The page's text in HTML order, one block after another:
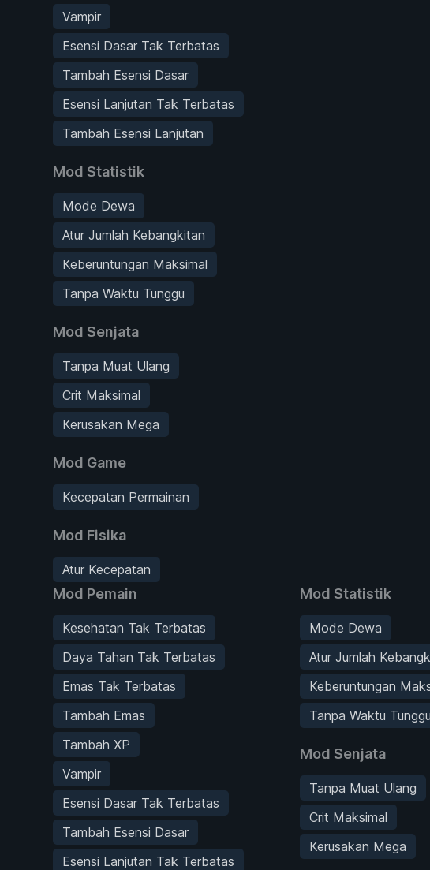
Vampir
Esensi Dasar Tak Terbatas
Tambah Esensi Dasar
Esensi Lanjutan Tak Terbatas
Tambah Esensi Lanjutan
Mod Statistik
Mode Dewa
Atur Jumlah Kebangkitan
Keberuntungan Maksimal
Tanpa Waktu Tunggu
Mod Senjata
Tanpa Muat Ulang
Crit Maksimal
Kerusakan Mega
Mod Game
Kecepatan Permainan
Mod Fisika
Atur Kecepatan
Mod Pemain
Kesehatan Tak Terbatas
Daya Tahan Tak Terbatas
Emas Tak Terbatas
Tambah Emas
Tambah XP
Vampir
Esensi Dasar Tak Terbatas
Tambah Esensi Dasar
Esensi Lanjutan Tak Terbatas
Mod Statistik
Mode Dewa
Atur Jumlah
Keberuntungan
Tanpa Waktu Tunggu
Mod Senjata
Tanpa Muat Ulang
Crit Maksimal
Kerusakan Mega